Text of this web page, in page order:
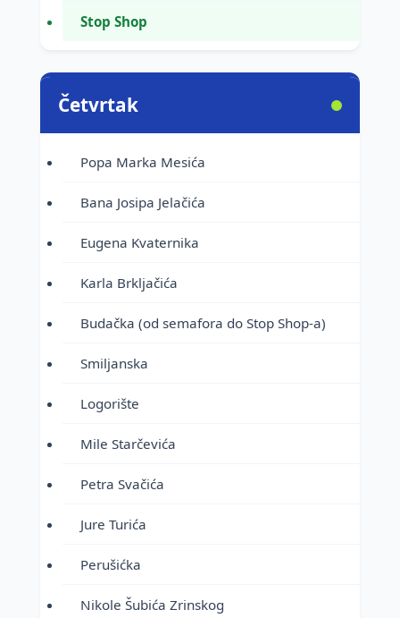
Stop Shop
Četvrtak
Popa Marka Mesića
Bana Josipa Jelačića
Eugena Kvaternika
Karla Brkljačića
Budačka (od semafora do Stop Shop-a)
Smiljanska
Logorište
Mile Starčevića
Petra Svačića
Jure Turića
Perušićka
Nikole Šubića Zrinskog